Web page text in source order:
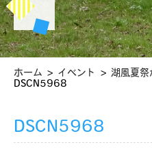
ホーム > イベント > 湖風夏祭
DSCN5968
DSCN5968